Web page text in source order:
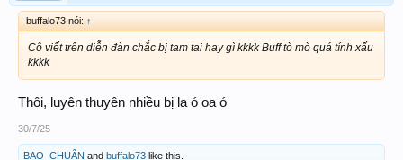
buffalo73 nói: ↑
Cô viết trên diễn đàn chắc bị tam tai hay gì kkkk Buff tò mò quá tính xấu
kkkk
Thôi, luyên thuyên nhiều bị la ó oa ó
30/7/25
BAO_CHUẨN and buffalo73 like this.